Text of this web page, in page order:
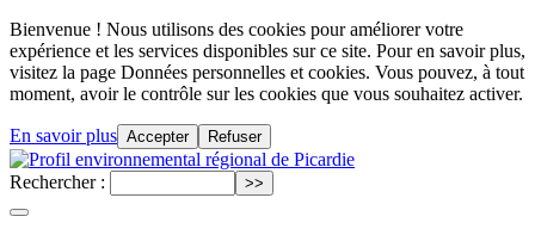
Bienvenue ! Nous utilisons des cookies pour améliorer votre
expérience et les services disponibles sur ce site. Pour en savoir plus,
visitez la page Données personnelles et cookies. Vous pouvez, à tout
moment, avoir le contrôle sur les cookies que vous souhaitez activer.
En savoir plus Accepter Refuser
Rechercher :